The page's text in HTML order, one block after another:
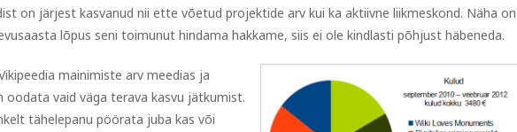
on järjest kasvanud nii ette võetud projektide arv kui ka aktiivne liikmeskond. Näha on
lõpus seni toimunut hindama hakkame, siis ei ole kindlasti põhjust häbeneda.
mainimiste arv meedias ja
oodata vaid väga terava kasvu jätkumist.
tähelepanu pöörata juba kas või